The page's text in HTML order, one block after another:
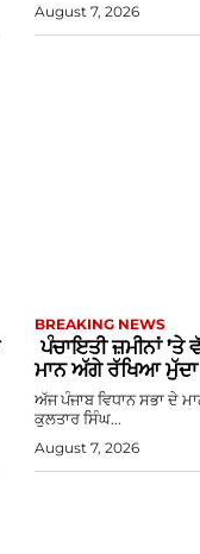
August 7, 2026
BREAKING NEWS
ਪੰਚਾਇਤੀ ਜ਼ਮੀਨਾਂ ’ਤੇ
ਮਾਨ ਅੱਗੇ ਰੱਖਿਆ ਮੁੱਦਾ
ਅੱਜ ਪੰਜਾਬ ਵਿਧਾਨ ਸਭਾ ਦੇ
ਕੁਲਤਾਰ ਸਿੰਘ...
August 7, 2026